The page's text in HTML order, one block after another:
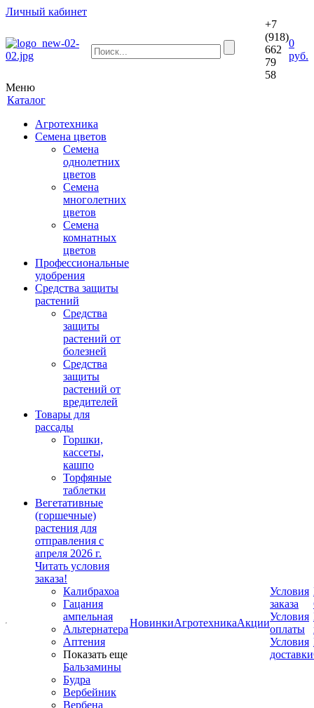
Личный кабинет
+7
(918)
662
79
58
0
руб.
Меню
Каталог
Агротехника
Семена цветов
Семена
однолетних
цветов
Семена
многолетних
цветов
Семена
комнатных
цветов
Профессиональные
удобрения
Средства защиты
растений
Средства
защиты
растений от
болезней
Средства
защиты
растений от
вредителей
Товары для
рассады
Горшки,
кассеты,
кашпо
Торфяные
таблетки
Вегетативные
(горшечные)
растения для
отправления с
апреля 2026 г.
Читать условия
заказа!
Калибрахоа
Гацания
ампельная
Альтернатера
Аптения
Показать еще
Бальзамины
Будра
Вербейник
Вербена
НовинкиАгротехникаАкции
Условия
заказа
Условия
оплаты
Условия
доставки